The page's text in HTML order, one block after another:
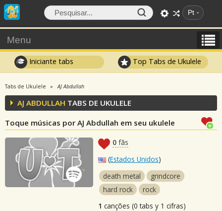
Pt
Menu
Iniciante tabs Top Tabs de Ukulele
Tabs de Ukulele AJ Abdullah
AJ ABDULLAH TABS DE UKULELE
Toque músicas por AJ Abdullah em seu ukulele
0 fãs
(Estados Unidos)
death metal
grindcore
hard rock
rock
1 canções (0 tabs y 1 cifras)